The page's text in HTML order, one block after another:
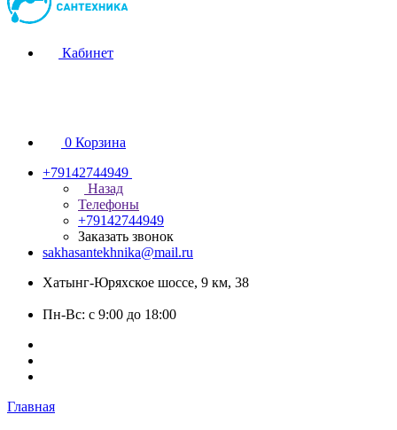
Кабинет
0 Корзина
+79142744949
Назад
Телефоны
+79142744949
Заказать звонок
sakhasantekhnika@mail.ru
Хатынг-Юряхское шоссе, 9 км, 38
Пн-Вс: с 9:00 до 18:00
Главная